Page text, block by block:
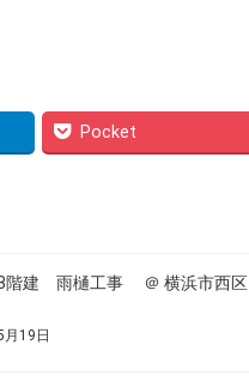
Pocket
3階建 雨樋工事 ＠ 横浜市西区
月19日